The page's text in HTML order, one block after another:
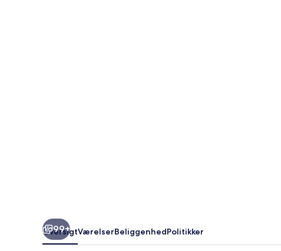
99+
OversigtVærelserBeliggenhedPolitikker